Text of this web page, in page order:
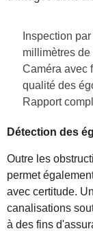
Inspection
millimètres de
Caméra avec
qualité des
Rapport
Détection des
Outre les
permet
avec certitude.
canalisations
à des fins